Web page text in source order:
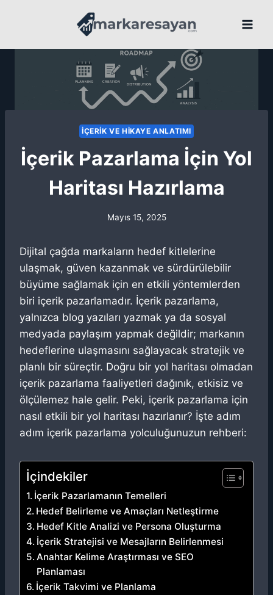
İÇERIK VE HIKAYE ANLATIMI
İçerik Pazarlama İçin Yol
Haritası Hazırlama
Mayıs 15, 2025
Dijital çağda markaların hedef kitlelerine
ulaşmak, güven kazanmak ve sürdürülebilir
büyüme sağlamak için en etkili yöntemlerden
biri içerik pazarlamadır. İçerik pazarlama,
yalnızca blog yazıları yazmak ya da sosyal
medyada paylaşım yapmak değildir; markanın
hedeflerine ulaşmasını sağlayacak stratejik ve
planlı bir süreçtir. Doğru bir yol haritası olmadan
içerik pazarlama faaliyetleri dağınık, etkisiz ve
ölçülemez hale gelir. Peki, içerik pazarlama için
nasıl etkili bir yol haritası hazırlanır? İşte adım
adım içerik pazarlama yolculuğunuzun rehberi:
İçindekiler
İçerik Pazarlamanın Temelleri
Hedef Belirleme ve Amaçları Netleştirme
Hedef Kitle Analizi ve Persona Oluşturma
İçerik Stratejisi ve Mesajların Belirlenmesi
Anahtar Kelime Araştırması ve SEO
Planlaması
İçerik Takvimi ve Planlama